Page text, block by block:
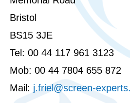
Bristol
BS15 3JE
Tel: 00 44 117 961 3123
Mob: 00 44 7804 655 872
Mail: j.friel@screen-